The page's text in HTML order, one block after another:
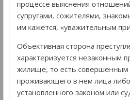
процессе выяснения
супругами, сожителями,
им кажется, «уважительным
Объективная сторона
характеризуется незаконным
жилище, то есть совершенным
проживающего в нем лица
установленного законом или